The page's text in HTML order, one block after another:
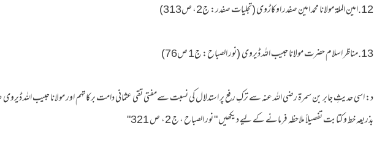
12.امین الملۃ مولانا محمد امین صفدر اوکاڑوی (تجلیات صفدر: ج2، ص313)
13.مناظر اسلام حضرت مولانا حبیب اللہ ڈیروی (نور الصباح: ج1 ص76)
د: اسی حدیثِ جابر بن سمرۃ رضی اللہ عنہ سے ترکِ رفع پر استدلال کی نسبت سےمفتی تقی عثمانی دامت برکاتہم اور مولانا حبیب اللہ
بذریعہ خط و کتابت تفصیلاً ملاحظہ فرمانے کے لیے دیکھیں " نور الصباح ، ج 2، ص 321"